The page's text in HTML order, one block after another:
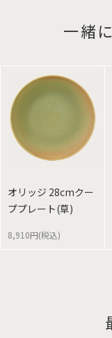
一緒
オリッジ 28cmクー
ププレート(草)
8,910円(税込)